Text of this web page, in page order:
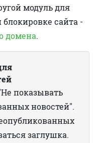
модуль для
сайта -
домена.
показывать
новостей".
заглушка.